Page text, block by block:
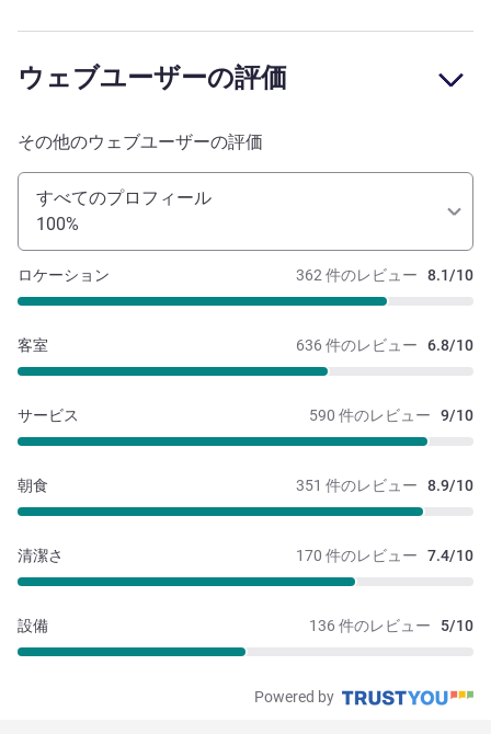
ウェブユーザーの評価
その他のウェブユーザーの評価
すべてのプロフィール
100%
362 件のレビュー 8.1/10
ロケーション
636 件のレビュー 6.8/10
客室
590 件のレビュー 9/10
サービス
351 件のレビュー 8.9/10
朝食
170 件のレビュー 7.4/10
清潔さ
136 件のレビュー 5/10
設備
Powered by